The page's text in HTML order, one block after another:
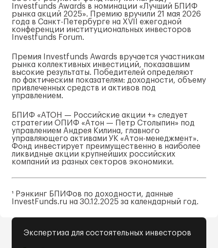
Investfunds Awards в номинации «Лучший БПИФ
рынка акций 2025». Премию вручили 21 мая 2026
года в Санкт-Петербурге на XVII ежегодной
конференции институциональных инвесторов
Investfunds Forum.
Премия Investfunds Awards вручается участникам
рынка коллективных инвестиций, показавшим
высокие результаты. Победителей определяют
по фактическим показателям: доходности, объему
привлеченных средств и активов под
управлением.
БПИФ «АТОН — Российские акции +» следует
стратегии ОПИФ «Атон — Петр Столыпин» под
управлением Андрея Килина, главного
управляющего активами УК «Атон-менеджмент».
Фонд инвестирует преимущественно в наиболее
ликвидные акции крупнейших российских
компаний из разных секторов экономики.
¹ Рэнкинг БПИФов по доходности, данные
InvestFunds.ru на 30.12.2025 за календарный год.
Экспертиза для состоятельных инвесторов